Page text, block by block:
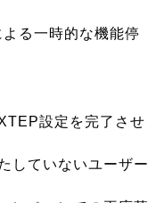
る一時的な機能停
設定を完了させ
していないユーザー